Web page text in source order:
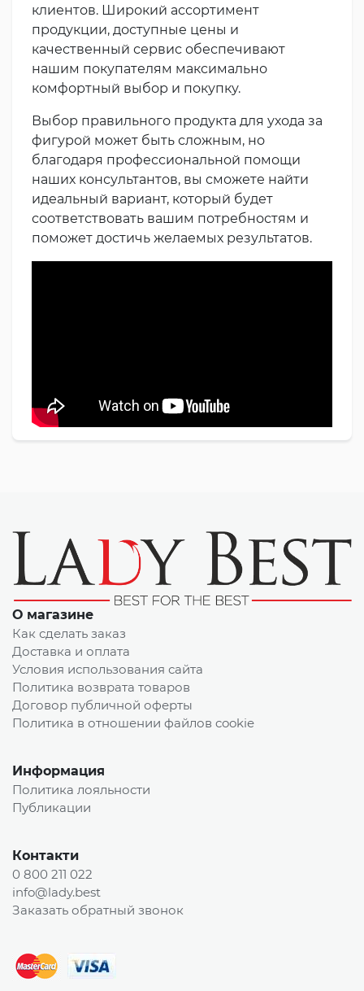
клиентов. Широкий ассортимент
продукции, доступные цены и
качественный сервис обеспечивают
нашим покупателям максимально
комфортный выбор и покупку.
Выбор правильного продукта для ухода за
фигурой может быть сложным, но
благодаря профессиональной помощи
наших консультантов, вы сможете найти
идеальный вариант, который будет
соответствовать вашим потребностям и
поможет достичь желаемых результатов.
О магазине
Как сделать заказ
Доставка и оплата
Условия использования сайта
Политика возврата товаров
Договор публичной оферты
Политика в отношении файлов cookie
Информация
Политика лояльности
Публикации
Контакти
0 800 211 022
info@lady.best
Заказать обратный звонок